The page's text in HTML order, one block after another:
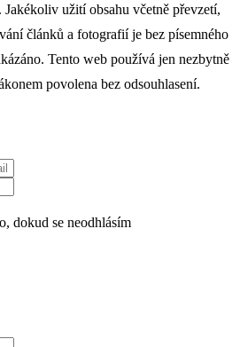
užití obsahu včetně převzetí,
článků a fotografií je bez písemného
Tento web používá jen nezbytně
povolena bez odsouhlasení.
​​dokud se neodhlásím